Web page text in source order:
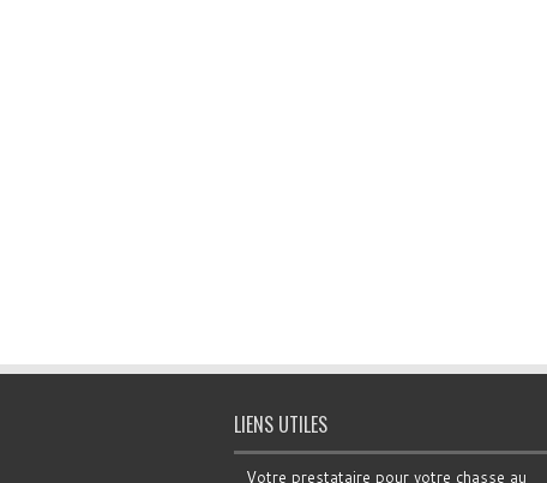
LIENS UTILES
Votre prestataire pour votre chasse au